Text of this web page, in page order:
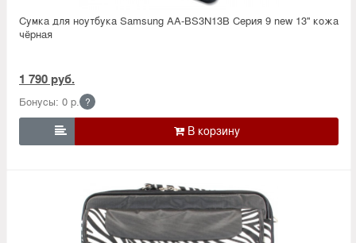
Сумка для ноутбука Samsung AA-BS3N13B Серия 9 new 13'' кожа
чёрная
1 790 руб.
Бонусы: 0 р. ?
